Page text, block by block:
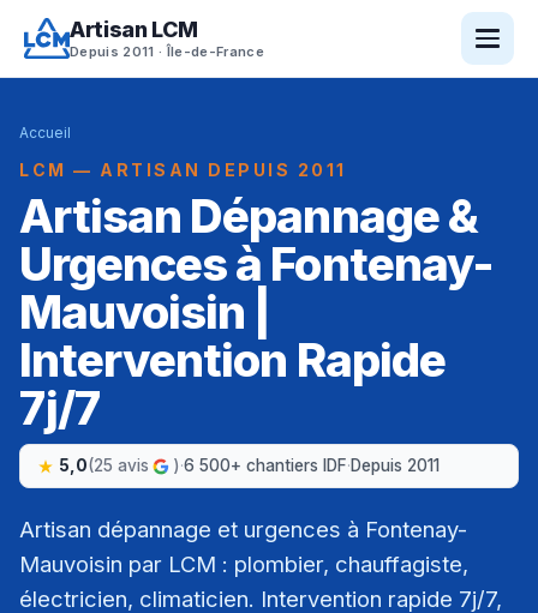
Artisan LCM
Depuis 2011 · Île-de-France
Accueil
LCM — ARTISAN DEPUIS 2011
Artisan Dépannage &
Urgences à Fontenay-
Mauvoisin |
Intervention Rapide
7j/7
5,0(25 avis )·6 500+ chantiers IDF·Depuis 2011
Artisan dépannage et urgences à Fontenay-
Mauvoisin par LCM : plombier, chauffagiste,
électricien, climaticien. Intervention rapide 7j/7,